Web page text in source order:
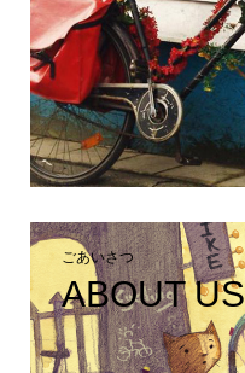
ABOUT US
ごあいさつ